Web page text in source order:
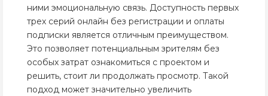
ними эмоциональную связь. Доступность первых
трех серий онлайн без регистрации и оплаты
подписки является отличным преимуществом.
Это позволяет потенциальным зрителям без
особых затрат ознакомиться с проектом и
решить, стоит ли продолжать просмотр. Такой
подход может значительно увеличить